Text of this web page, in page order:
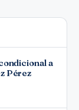
a
Pérez